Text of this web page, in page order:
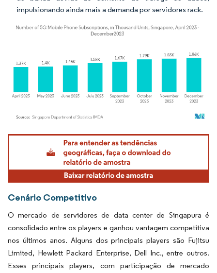
impulsionando ainda mais a demanda por servidores rack.
Imagem © Mordor Intelligence. O reuso requer atribuição conforme CC BY 4.0.
Cenário Competitivo
O mercado de servidores de data center de Singapura é
consolidado entre os players e ganhou vantagem competitiva
nos últimos anos. Alguns dos principais players são Fujitsu
Limited, Hewlett Packard Enterprise, Dell Inc., entre outros.
Esses principais players, com participação de mercado